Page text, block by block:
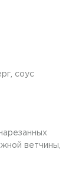
соус
ветчины,